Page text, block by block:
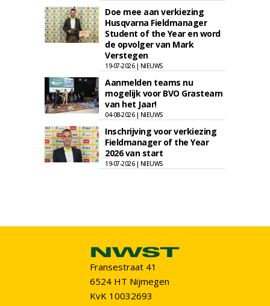
Doe mee aan verkiezing
Husqvarna Fieldmanager
Student of the Year en word
de opvolger van Mark
Verstegen
19-07-2026 | NIEUWS
Aanmelden teams nu
mogelijk voor BVO Grasteam
van het Jaar!
04-08-2026 | NIEUWS
Inschrijving voor verkiezing
Fieldmanager of the Year
2026 van start
19-07-2026 | NIEUWS
Fransestraat 41
6524 HT Nijmegen
KvK 10032693